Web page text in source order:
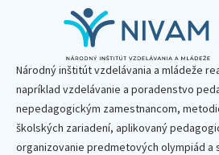
Národný inštitút vzdelávania a mládeže
napríklad vzdelávanie a poradenstvo
nepedagogickým zamestnancom,
školských zariadení, aplikovaný
organizovanie predmetových olympiád a